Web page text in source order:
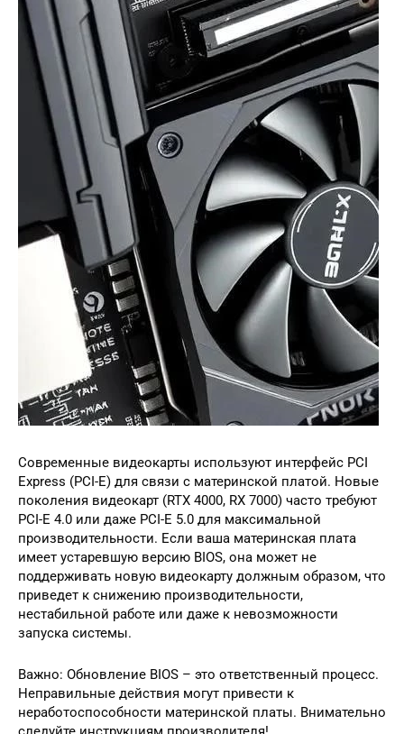
Современные видеокарты используют интерфейс PCI
Express (PCI-E) для связи с материнской платой. Новые
поколения видеокарт (RTX 4000, RX 7000) часто требуют
PCI-E 4.0 или даже PCI-E 5.0 для максимальной
производительности. Если ваша материнская плата
имеет устаревшую версию BIOS, она может не
поддерживать новую видеокарту должным образом, что
приведет к снижению производительности,
нестабильной работе или даже к невозможности
запуска системы.
Важно: Обновление BIOS – это ответственный процесс.
Неправильные действия могут привести к
неработоспособности материнской платы. Внимательно